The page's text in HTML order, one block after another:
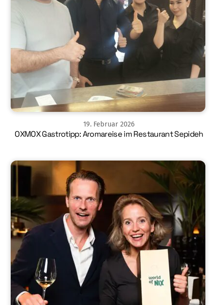
19. Februar 2026
OXMOX Gastrotipp: Aromareise im Restaurant Sepideh